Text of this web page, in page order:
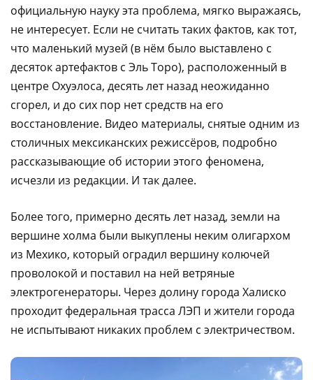
официальную науку эта проблема, мягко выражаясь,
не интересует. Если не считать таких фактов, как тот,
что маленький музей (в нём было выставлено с
десяток артефактов с Эль Торо), расположенный в
центре Охуэлоса, десять лет назад неожиданно
сгорел, и до сих пор нет средств на его
восстановление. Видео материалы, снятые одним из
столичных мексиканских режиссёров, подробно
рассказывающие об истории этого феномена,
исчезли из редакции. И так далее.
Более того, примерно десять лет назад, земли на
вершине холма были выкуплены неким олигархом
из Мехико, который оградил вершину колючей
проволокой и поставил на ней ветряные
электрогенераторы. Через долину города Халиско
проходит федеральная трасса ЛЭП и жители города
не испытывают никаких проблем с электричеством.